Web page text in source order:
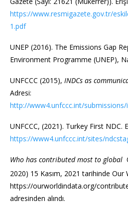
https://www.resmigazete.gov.tr/
1.pdf
UNEP (2016). The Emissions Gap
Environment Programme (UNEP),
UNFCCC (2015), INDCs as
Adresi:
http://www4.unfccc.int/
UNFCCC, (2021). Turkey First NDC.
https://www4.unfccc.int/sites/
Who has contributed most to global
2020) 15 Kasım, 2021 tarihinde Our
https://ourworldindata.org/
adresinden alındı.